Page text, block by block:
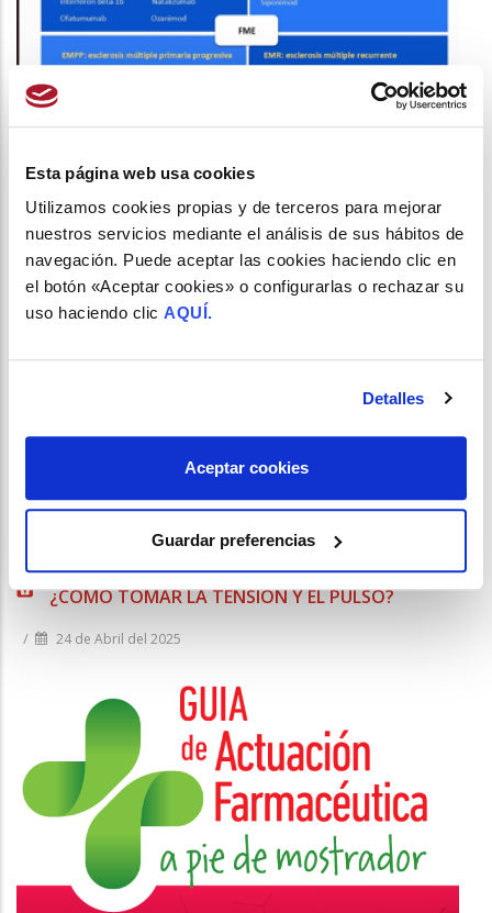
Esta página web usa cookies
Utilizamos cookies propias y de terceros para mejorar
nuestros servicios mediante el análisis de sus hábitos de
navegación. Puede aceptar las cookies haciendo clic en
el botón «Aceptar cookies» o configurarlas o rechazar su
uso haciendo clic AQUÍ.
Detalles
Aceptar cookies
Guardar preferencias
FARMACÉUTICOS COMUNITARIOS EN EL RETO DE
24 de Abril del 2025
17 DE MAYO, DÍA MUNDIAL DE LA HIPERTENSIÓN
¿CÓMO TOMAR LA TENSIÓN Y EL PULSO?
/ 24 de Abril del 2025